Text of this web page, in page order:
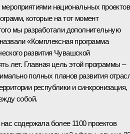
национальных
которые на тот момент
мы разработали дополнительную
«Комплексная программа
развития Чувашской
лет. Главная цель этой программы –
полных планов развития
республики и синхронизация,
собой.
содержала более 1100 проектов